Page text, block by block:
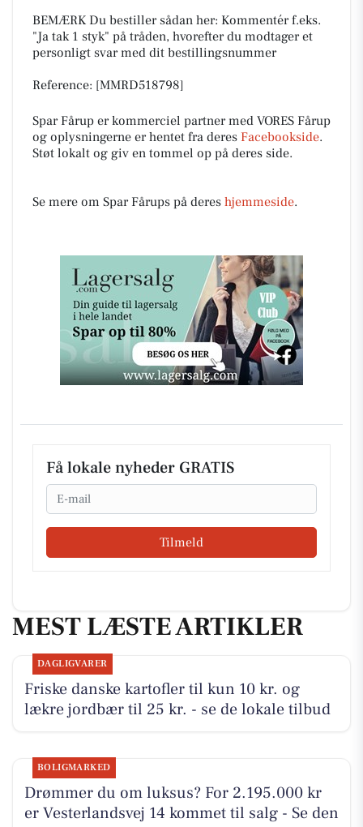
BEMÆRK Du bestiller sådan her: Kommentér f.eks.
"Ja tak 1 styk" på tråden, hvorefter du modtager et
personligt svar med dit bestillingsnummer
Reference: [MMRD518798]
Spar Fårup er kommerciel partner med VORES Fårup
og oplysningerne er hentet fra deres Facebookside.
Støt lokalt og giv en tommel op på deres side.
Se mere om Spar Fårups på deres hjemmeside.
Få lokale nyheder GRATIS
Email
Tilmeld
MEST LÆSTE ARTIKLER
DAGLIGVARER
Friske danske kartofler til kun 10 kr. og
lækre jordbær til 25 kr. - se de lokale tilbud
BOLIGMARKED
Drømmer du om luksus? For 2.195.000 kr
er Vesterlandsvej 14 kommet til salg - Se den